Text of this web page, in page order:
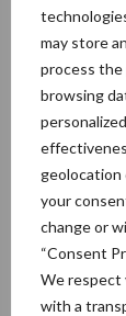
may store
process the
browsing
geolocation
your
change or
“Consent
We respect
with a